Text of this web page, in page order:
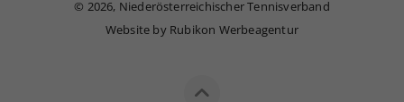
© 2026, Niederösterreichischer Tennisverband
Website by Rubikon Werbeagentur